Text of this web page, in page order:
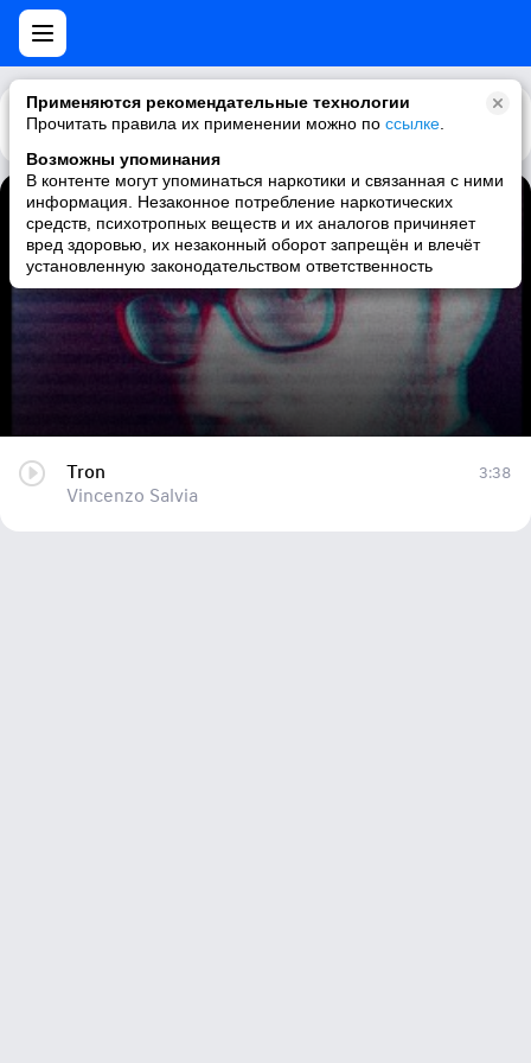
Применяются рекомендательные технологии
Прочитать правила их применении можно по ссылке
Возможны упоминания
В контенте могут упоминаться наркотики и связанная с ними
информация. Незаконное потребление наркотических
средств, психотропных веществ и их аналогов причиняет
вред здоровью, их незаконный оборот запрещён и влечёт
установленную законодательством ответственность
Каталог Рекомендации
Tron
Vincenzo Salvia
Tron
Vincenzo Salvia
3:38